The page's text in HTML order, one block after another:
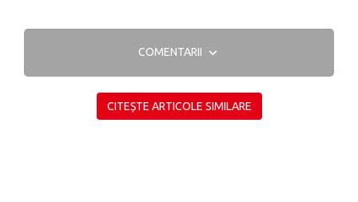
COMENTARII
CITEȘTE ARTICOLE SIMILARE